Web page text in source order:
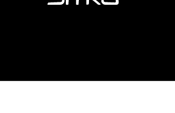
Sitra